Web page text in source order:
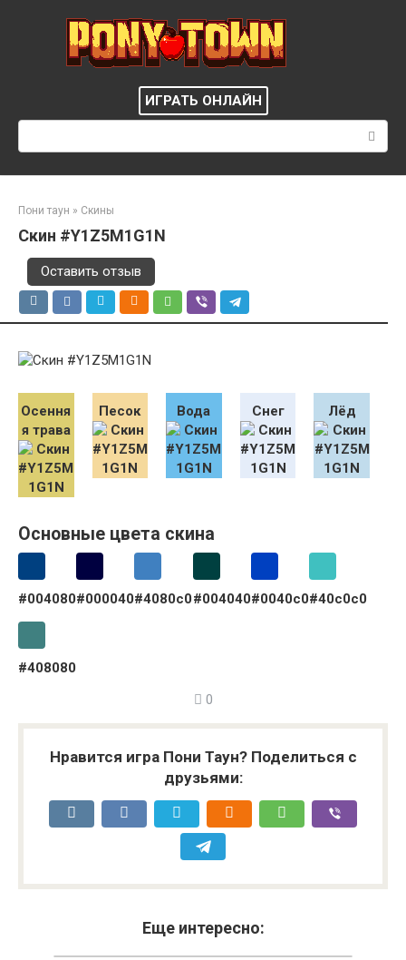
ИГРАТЬ ОНЛАЙН
Пони таун » Скины
Скин #Y1Z5M1G1N
Оставить отзыв
Осення
я трава
Песок Вода Снег Лёд
Основные цвета скина
#004080#000040#4080c0#004040#0040c0#40c0c0
#408080
0
Нравится игра Пони Таун? Поделиться с
друзьями:
Еще интересно: